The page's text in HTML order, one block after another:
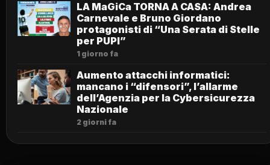
LA MaGiCa TORNA A CASA: Andrea
Carnevale e Bruno Giordano
protagonisti di “Una Serata di Stelle
per PUPI”
1 giorno fa
Aumento attacchi informatici:
mancano i “difensori”, l’allarme
dell’Agenzia per la Cybersicurezza
Nazionale
2 giorni fa